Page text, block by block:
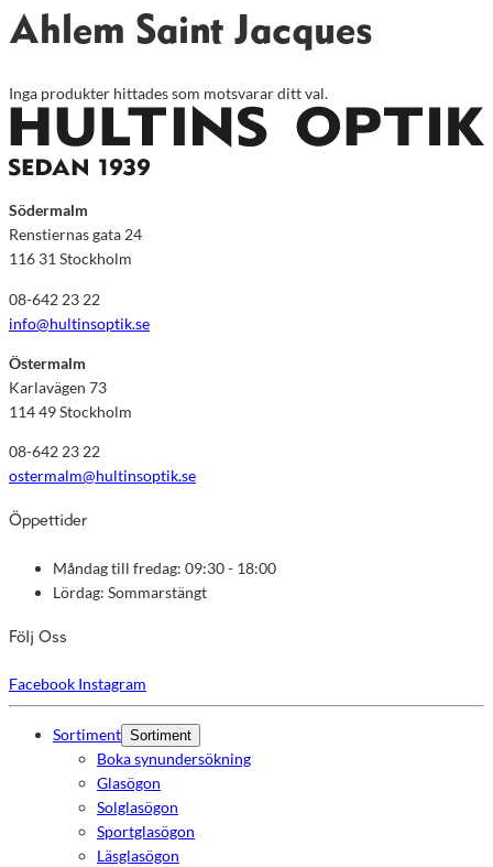
Ahlem Saint Jacques
Inga produkter hittades som motsvarar ditt val.
Södermalm
Renstiernas gata 24
116 31 Stockholm
08-642 23 22
info@hultinsoptik.se
Östermalm
Karlavägen 73
114 49 Stockholm
08-642 23 22
ostermalm@hultinsoptik.se
Öppettider
Måndag till fredag: 09:30 - 18:00
Lördag: Sommarstängt
Följ Oss
Facebook Instagram
Sortiment Sortiment
Boka synundersökning
Glasögon
Solglasögon
Sportglasögon
Läsglasögon